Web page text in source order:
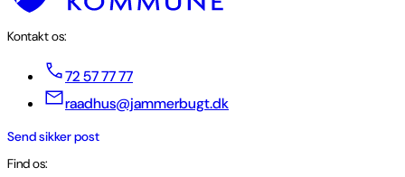
Kontakt os:
72 57 77 77
raadhus@jammerbugt.dk
Send sikker post
Find os: